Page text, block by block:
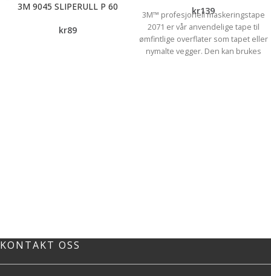
3M 9045 SLIPERULL P 60
kr89
kr139
3M™ profesjonell maskeringstape
2071 er vår anvendelige tape til
ømfintlige overflater som tapet eller
nymalte vegger. Den kan brukes
fullstendig etter 60 dager.
KONTAKT OSS